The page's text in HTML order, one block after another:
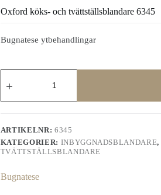
Oxford köks- och tvättställsblandare 6345
Bugnatese ytbehandlingar
köks-
tvättställsblandare
ARTIKELNR: 6345
KATEGORIER: INBYGGNADSBLANDARE,
TVÄTTSTÄLLSBLANDARE
Bugnatese